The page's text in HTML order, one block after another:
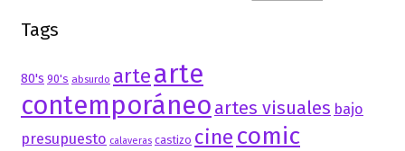
Tags
80's 90's absurdo artearte
contemporáneo artes visuales bajo
presupuesto calaveras castizo cine comic